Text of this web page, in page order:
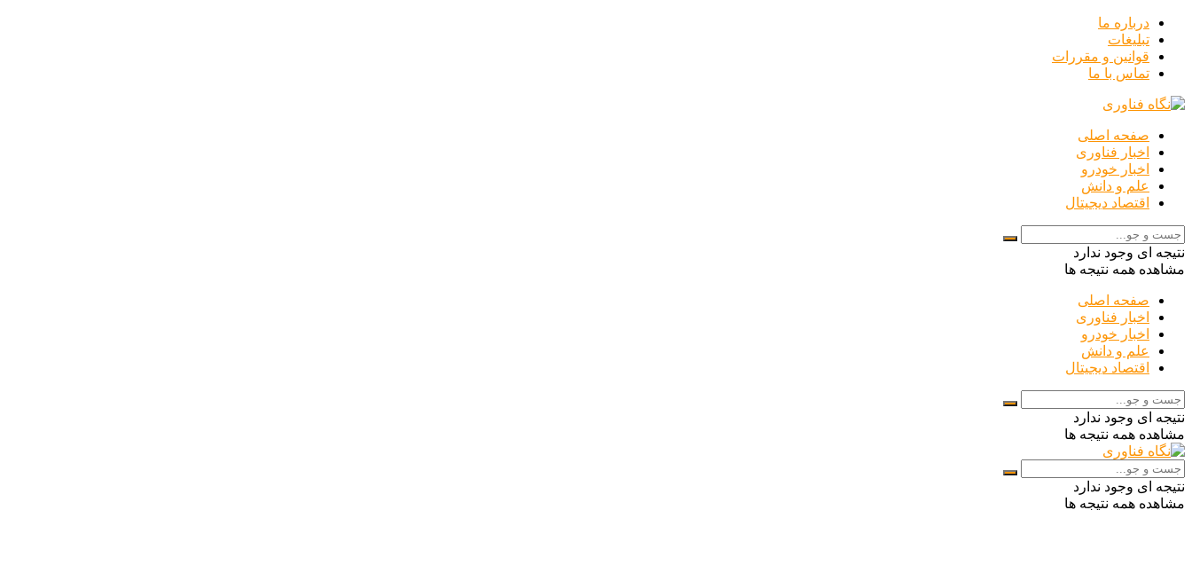
درباره ما
تبلیغات
قوانین و مقررات
تماس با ما
صفحه اصلی
اخبار فناوری
اخبار خودرو
علم و دانش
اقتصاد دیجیتال
نتیجه ای وجود ندارد
مشاهده همه نتیجه ها
صفحه اصلی
اخبار فناوری
اخبار خودرو
علم و دانش
اقتصاد دیجیتال
نتیجه ای وجود ندارد
مشاهده همه نتیجه ها
نتیجه ای وجود ندارد
مشاهده همه نتیجه ها